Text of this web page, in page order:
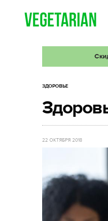
ЗДОРОВЬЕ
22 ОКТЯБРЯ 2018